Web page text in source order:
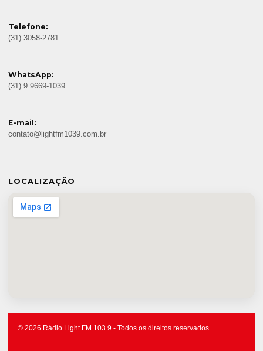
Telefone:
(31) 3058-2781
WhatsApp:
(31) 9 9669-1039
E-mail:
contato@lightfm1039.com.br
LOCALIZAÇÃO
© 2026 Rádio Light FM 103.9 - Todos os direitos reservados.